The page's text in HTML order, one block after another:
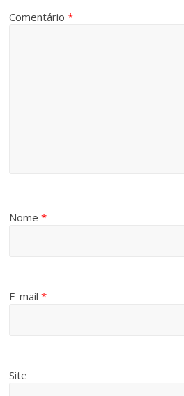
Comentário*
Nome*
E-mail*
Site